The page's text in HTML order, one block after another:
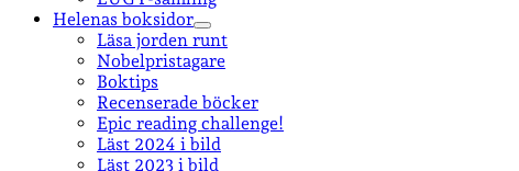
Helenas boksidor
öppna
undermeny
Läsa jorden runt
Nobelpristagare
Boktips
Recenserade böcker
Epic reading challenge!
Läst 2024 i bild
Läst 2023 i bild